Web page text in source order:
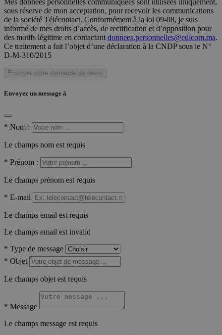
Mes données personnelles communiquées sont utilisées uniquement,
sous réserve de mon acceptation, pour recevoir les communications
de la société Télécontact. Conformément à la loi 09-08, je suis
informé de mes droits d’accès, de rectification et d’opposition pour
des motifs légitime en contactant donnees.personnelles@edicom.ma.
Ce traitement a fait l’objet d’une déclaration à la CNDP sous le N°
D-M-310/2015
Envoyer votre demande de devis
Envoyez un message à
* Nom :
Le champs nom est requis
* Prénom :
Le champs prénom est requis
* E-mail
Le champs email est requis
Le champs email est invalid
* Type de message
* Objet
Le champs objet est requis
* Message
Le champs message est requis